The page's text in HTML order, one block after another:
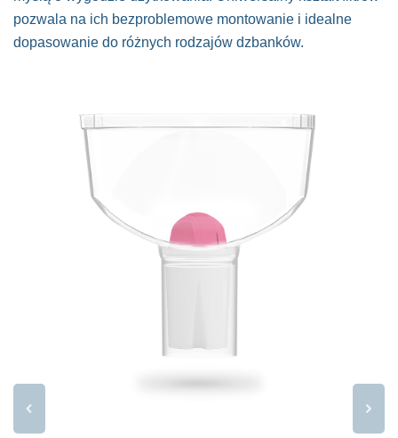
pozwala na ich bezproblemowe montowanie i idealne
dopasowanie do różnych rodzajów dzbanków.